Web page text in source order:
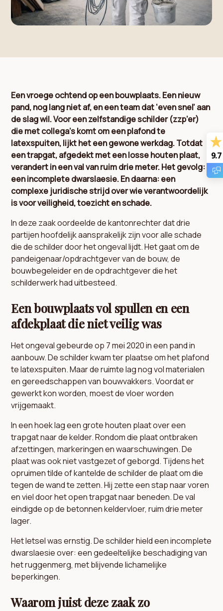
9.7
Een vroege ochtend op een bouwplaats. Een nieuw
pand, nog lang niet af, en een team dat ‘even snel’ aan
de slag wil. Voor een zelfstandige schilder (zzp’er)
die met collega’s komt om een plafond te
latexspuiten, lijkt het een gewone werkdag. Totdat
een trapgat, afgedekt met een losse houten plaat,
verandert in een val van ruim drie meter. Het gevolg:
een incomplete dwarslaesie. En daarna: een
complexe juridische strijd over wie verantwoordelijk
is voor veiligheid, toezicht en schade.
In deze zaak oordeelde de kantonrechter dat drie
partijen hoofdelijk aansprakelijk zijn voor alle schade
die de schilder door het ongeval lijdt. Het gaat om de
pandeigenaar/opdrachtgever van de bouw, de
bouwbegeleider en de opdrachtgever die het
schilderwerk had uitbesteed.
Een bouwplaats vol spullen en een
afdekplaat die niet veilig was
Het ongeval gebeurde op 7 mei 2020 in een pand in
aanbouw. De schilder kwam ter plaatse om het plafond
te latexspuiten. Maar de ruimte lag nog vol materialen
en gereedschappen van bouwvakkers. Voordat er
gewerkt kon worden, moest de vloer worden
vrijgemaakt.
In een hoek lag een grote houten plaat over een
trapgat naar de kelder. Rondom die plaat ontbraken
afzettingen, markeringen en waarschuwingen. De
plaat was ook niet vastgezet of geborgd. Tijdens het
opruimen tilde of kantelde de schilder de plaat om die
tegen de wand te zetten. Hij zette een stap naar voren
en viel door het open trapgat naar beneden. De val
eindigde op de betonnen keldervloer, ruim drie meter
lager.
Het letsel was ernstig. De schilder hield een incomplete
dwarslaesie over: een gedeeltelijke beschadiging van
het ruggenmerg, met blijvende lichamelijke
beperkingen.
Waarom juist deze zaak zo